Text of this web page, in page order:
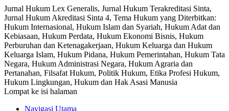
Jurnal Hukum Lex Generalis, Jurnal Hukum Terakreditasi Sinta,
Jurnal Hukum Akreditasi Sinta 4, Tema Hukum yang Diterbitkan:
Hukum Internasional, Hukum Islam dan Syariah, Hukum Adat dan
Kebiasaan, Hukum Perdata, Hukum Ekonomi Bisnis, Hukum
Perburuhan dan Ketenagakerjaan, Hukum Keluarga dan Hukum
Keluarga Islam, Hukum Pidana, Hukum Pemerintahan, Hukum Tata
Negara, Hukum Administrasi Negara, Hukum Agraria dan
Pertanahan, Filsafat Hukum, Politik Hukum, Etika Profesi Hukum,
Hukum Lingkungan, Hukum dan Hak Asasi Manusia
Lompat ke isi halaman
Navigasi Utama